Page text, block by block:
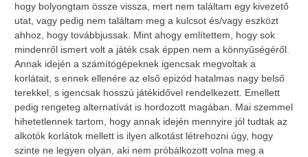
hogy bolyongtam össze vissza, mert nem találtam egy kivezető
utat, vagy pedig nem találtam meg a kulcsot és/vagy eszközt
ahhoz, hogy továbbjussak. Mint ahogy említettem, hogy sok
mindenről ismert volt a játék csak éppen nem a könnyűségéről.
Annak idején a számítógépeknek igencsak megvoltak a
korlátait, s ennek ellenére az első epizód hatalmas nagy belső
terekkel, s igencsak hosszú játékidővel rendelkezett. Emellett
pedig rengeteg alternatívát is hordozott magában. Mai szemmel
hihetetlennek tartom, hogy annak idején mennyire jól tudtak az
alkotók korlátok mellett is ilyen alkotást létrehozni úgy, hogy
szinte ne legyen olyan, aki nem próbálkozott volna meg a